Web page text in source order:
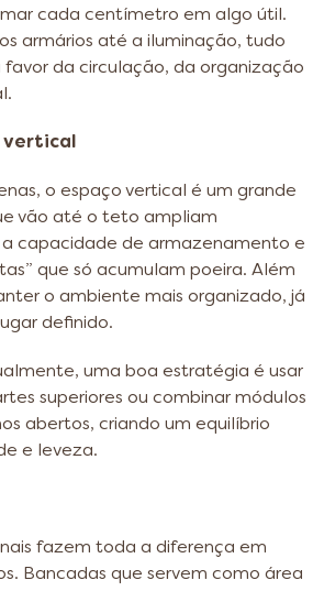
cada centímetro em algo útil.
armários até a iluminação, tudo
da circulação, da organização
vertical
o espaço vertical é um grande
vão até o teto ampliam
capacidade de armazenamento e
que só acumulam poeira. Além
o ambiente mais organizado, já
definido.
uma boa estratégia é usar
superiores ou combinar módulos
abertos, criando um equilíbrio
e leveza.
fazem toda a diferença em
Bancadas que servem como área